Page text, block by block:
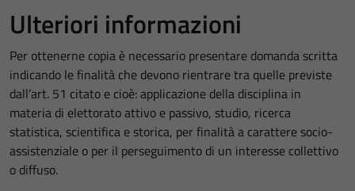
Ulteriori informazioni
Per ottenerne copia è necessario presentare domanda scritta
indicando le finalità che devono rientrare tra quelle previste
dall’art. 51 citato e cioè: applicazione della disciplina in
materia di elettorato attivo e passivo, studio, ricerca
statistica, scientifica e storica, per finalità a carattere socio-
assistenziale o per il perseguimento di un interesse collettivo
o diffuso.